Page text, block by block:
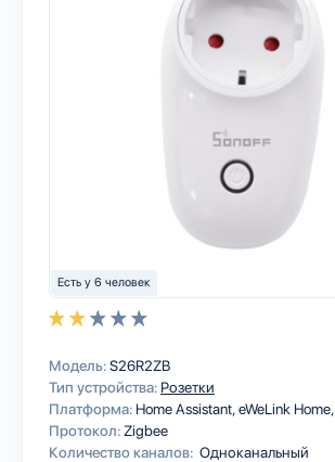
Есть у 6 человек
Модель:S26R2ZB
Тип устройства: Розетки
Платформа: Home AssistanteWeLink Home
Протокол: Zigbee
Количество каналов: Одноканальный